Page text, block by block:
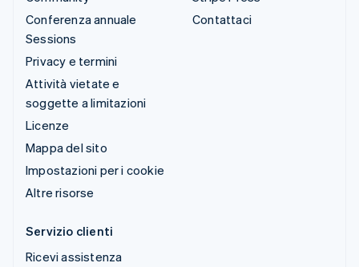
Conferenza annuale
Sessions
Privacy e termini
Attività vietate e
soggette a limitazioni
Licenze
Mappa del sito
Impostazioni per i cookie
Altre risorse
Contattaci
Servizio clienti
Ricevi assistenza